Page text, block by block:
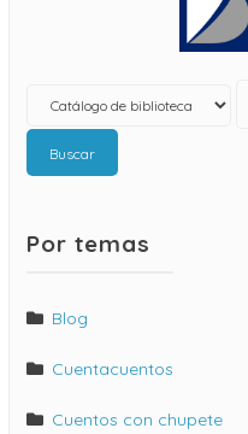
Buscar
Por temas
Blog
Cuentacuentos
Cuentos con chupete